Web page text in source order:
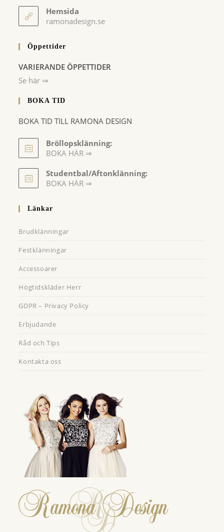
Hemsida
ramonadesign.se
Öppettider
VARIERANDE ÖPPETTIDER
Se här ⇒
BOKA TID
BOKA TID TILL RAMONA DESIGN
Bröllopsklänning:
BOKA HÄR ⇒
in
a
tab
Studentbal/Aftonklänning:
BOKA HÄR ⇒
Länkar
Brudklänningar
Festklänningar
Accessoarer
Högtidskläder Herr
GDPR – Privacy Policy
Erbjudande
Råd och Tips
Kontakta oss